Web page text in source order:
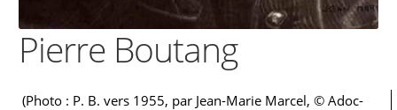
Pierre Boutang
(Photo : P. B. vers 1955, par Jean-Marie Marcel, © Adoc-